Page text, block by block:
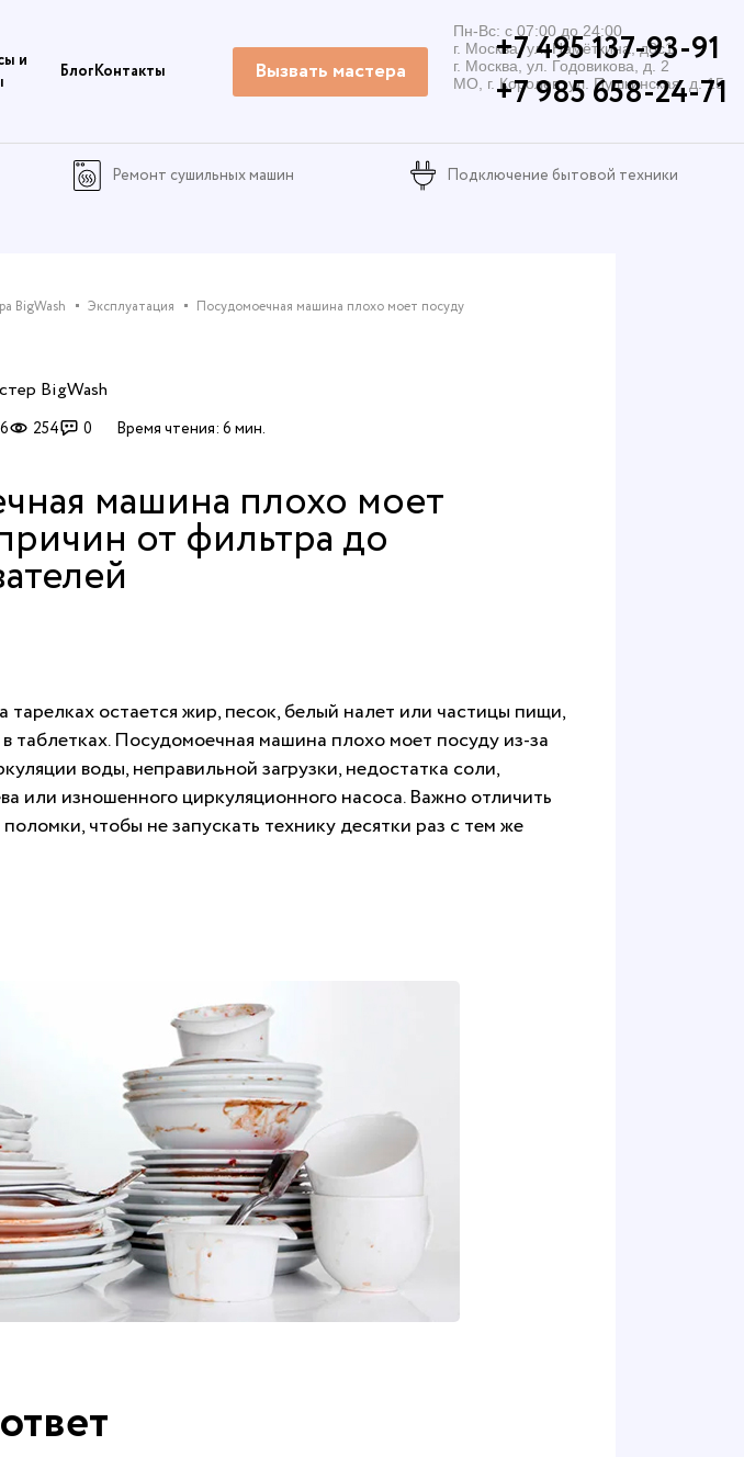
и
БлогКонтакты Вызвать мастера
Пн-Вс: с 07:00 до 24:00
г. Москва, ул. Намёткина, д8с1
г. Москва, ул. Годовикова, д. 2
МО, г. Королев, ул. Пушкинская, д. 15
+7 495 137-93-91
+7 985 658-24-71
Ремонт сушильных машин Подключение бытовой техники
BigWash Эксплуатация Посудомоечная машина плохо моет посуду
BigWash
254 0 Время чтения: 6 мин.
машина плохо моет
от фильтра до
тарелках остается жир, песок, белый налет или частицы пищи,
таблетках. Посудомоечная машина плохо моет посуду из-за
воды, неправильной загрузки, недостатка соли,
или изношенного циркуляционного насоса. Важно отличить
чтобы не запускать технику десятки раз с тем же